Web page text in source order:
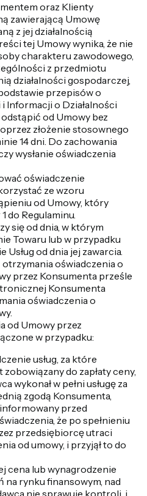
oraz Klienty
zawierającą Umowę
z jej działalnością
tej Umowy wynika, że nie
charakteru zawodowego,
z przedmiotu
działalności gospodarczej,
przepisów o
Informacji o Działalności
od Umowy bez
złożenie stosownego
14 dni. Do zachowania
wysłanie oświadczenia
oświadczenie
ze wzoru
od Umowy, który
do Regulaminu.
się od dnia, w którym
Towaru lub w przypadku
Usług od dnia jej zawarcia.
oświadczenia o
przez Konsumenta prześle
Konsumenta
oświadczenia o
od Umowy przez
w przypadku:
usług, za które
do zapłaty ceny,
wykonał w pełni usługę za
zgodą Konsumenta,
przed
że po spełnieniu
przedsiębiorcę utraci
od umowy, i przyjął to do
cena lub wynagrodzenie
na rynku finansowym, nad